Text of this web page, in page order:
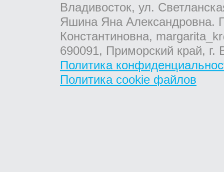
Владивосток, ул.
Яшина Яна Александровна.
Константиновна,
690091, Приморский край,
Политика
Политика cookie файлов